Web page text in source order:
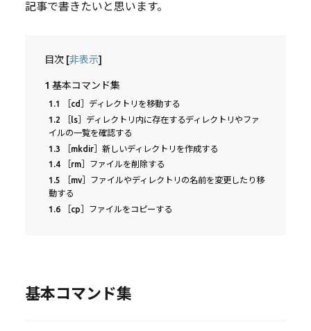
記事で書きたいと思います。
目次 [非表示]
1 基本コマンド集
1.1
［cd］ディレクトリを移動する
1.2 ［ls］ディレクトリ内に存在するディレクトリやファ
イルの一覧を確認する
1.3 ［mkdir］新しいディレクトリを作成する
1.4［rm］ファイルを削除する
1.5 ［mv］ファイルやディレクトリの名前を変更したり移
動する
1.6［cp］ファイルをコピーする
基本コマンド集